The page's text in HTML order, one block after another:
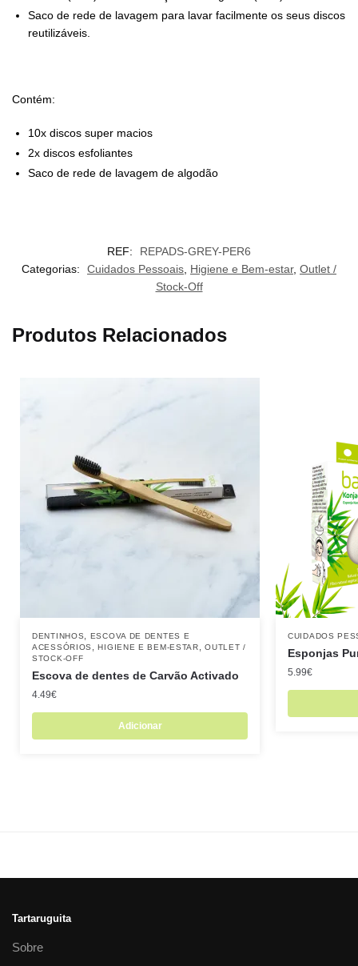
Saco de rede de lavagem para lavar facilmente os seus discos
reutilizáveis.
Contém:
10x discos super macios
2x discos esfoliantes
Saco de rede de lavagem de algodão
REF:
REPADS-GREY-PER6
Categorias:
Cuidados Pessoais Higiene e Bem-estar, Outlet /
Stock-Off
Produtos Relacionados
DENTINHOS
ESCOVA DE DENTES E
ACESSÓRIOS
,HIGIENE E BEM-ESTAR ,OUTLET /
STOCK-OFF
Escova de dentes de Carvão Activado
4.49€
Adicionar
CUIDADOS
Esponjas
5.99€
Tartaruguita
Sobre